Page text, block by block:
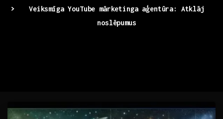
Veiksmīga YouTube mārketinga aģentūra: Atklāj
noslēpumus